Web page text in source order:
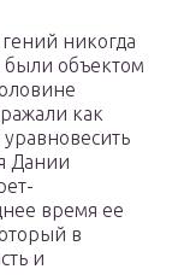
никогда
были объектом
как
Дании
время ее
в
и